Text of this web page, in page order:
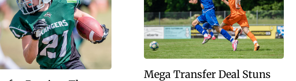
Mega Transfer Deal Stuns